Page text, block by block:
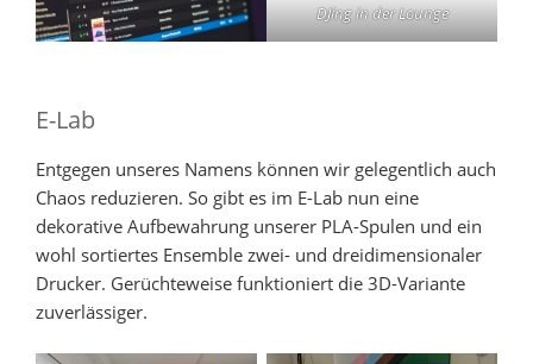
DJing in der Lounge
E-Lab
Entgegen unseres Namens können wir gelegentlich auch
Chaos reduzieren. So gibt es im E-Lab nun eine
dekorative Aufbewahrung unserer PLA-Spulen und ein
wohl sortiertes Ensemble zwei- und dreidimensionaler
Drucker. Gerüchteweise funktioniert die 3D-Variante
zuverlässiger.